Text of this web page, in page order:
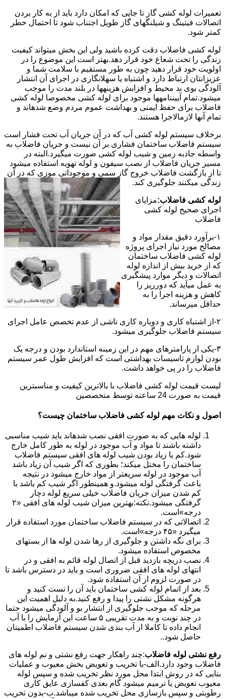
تعمیرات لوله کشی گاز تا جایی که امکان دارد باید از به کار بردن
اتصالات فیتینگ و شیلنگهای گاز طویل اجتناب شود تا احتمال خطر
کمتر شود.
لوله کشی فاضلاب دقت کرده باشید ولی این بخش میتواند کیفیت
زندگی را تحت شعاع خود قرار دهد.بهتر است این موضوع را در
اولویت خود قرار دهید چون به طور مستقیم با سلامت شما و
عزیزانتان ارتباط دارد و اشتباه یا سهلانگاری در اجرای آن انتشار
آلودگی بوی بد محیط و افزایش هزینهها در بلند مدت را موجب
میشود.تمام آییننامهها موجود برای لوله کشی مخصوصا لوله کشی
فاضلاب برای حفظ ایمنی و بهداشت عموم مردم وضع شدهاند و
تمام آنها لازمالاجرا هستند.
برخلاف سیستم لوله کشی آب که در آن جریان آب تحت فشار است
سیستم فاضلاب ساختمان فشاری بر آن نیست و جریان فاضلاب به
واسطه جاذبه زمین و شیب لوله کشی صورت میگیرد.البته در
مسیر جریان فاضلاب از نصب سیفون و لوله تهویه استفاده میشود
تا از بازگشت فاضلاب خروج گاز سمی و موجوداتی موزی که در آن
زندگی میکنند جلوگیری کند.
لوله کشی فاضلاب:مزایای
اجرای صحیح لوله کشی
فاضلاب
۱-برآورد دقیق مقدار مواد و
مصالح مورد نیاز اجرای پروژه
لوله کشی فاضلاب ساختمان
که از خرید بیش از اندازه لوله
اتصالات و دیگر موارد پیشگیری
به عمل میآید که دورریز را
کاهش و هزینه اجرا را به
حداقل میرساند.
۲-از اشتباه کاری و دوباره کاری ناشی از عدم تخصص عامل اجرای
سیستم فاضلاب جلوگیری میشود.
۳-یکی از پارامترهای مهم در این زمینه استاندارد بودن و درجه یک
بودن لوازم تاسیسات بهداشتی است که افزایش طول عمر سیستم
فاضلاب را در پی خواهد داشت.
لیست قیمت لوله کشی فاضلاب با بالاترین کیفیت و مناسبترین
قیمت به صورت 24 ساعته توسط متخصصین
اصول و نکات مهم لوله کشی فاضلاب ساختمان چیست؟
لوله هایی که به صورت افقی نصب شدهاند باید شیب مناسبی
داشته باشند تا مواد و آب موجود در لوله به طور کامل خارج
شود.کم یا زیاد بودن شیب لوله های افقی سیستم فاضلاب
ساختمان را مختل میکند؛ بطوری که اگر شیب آن زیاد باشد
آب موجود در لوله سریعتر از مواد خارج میشود در نتیجه
باعث گرفتگی لوله میشود.و همینطور اگر شیب کم باشد با
کم شدن میزان جریان فاضلاب خیلی سریع لوله دچار
گرفتگی میشود.نکته:بهترین میزان شیب لوله های افقی «۲
درجه»است.
اتصالاتی که در سیستم فاضلاب ساختمان مورد استفاده قرار
میگیرد «۴۵ درجه»است.
برای نگه داشتن و جلوگیری از رها شدن لوله ها از بستهای
مخصوص استفاده میشود.
نصب دریچه بازدید قبل از اتصال لوله قائم به افقی و در
انتهای لوله های افقی ضروری است و باید در دسترس باشد تا
در صورت لزوم از آن استفاده شود.
بعد از اتمام لوله کشی ساختمان باید آن را تست کنید و
هرگونه مشکل نشتی را پیدا و رفع کنید.به دلیل اهمیت این
مرحله که موجب جلوگیری از انتشار بو و آلودگی میشود حتما
در چند نوبت و به مدت تقریبی ۵ ساعت این آزمایش را با آب
انجام داده تا کاملا از آب بندی شدن سیستم فاضلاب اطمینان
حاصل شود..
رفع نشتی لوله فاضلاب:چند راهکار جهت رفع نشتی و نم لوله های
فاضلاب وجود دارد.الف-با تخریب و تعویض بخش معیوب و عملیات
بنایی که در روش ابتدا محل مورد نظر تخریب شده و سپس لوله
معیوب تعویض یا ترمیم میشود گام بعدی کفسازی عایق کاری
رطوبتی و سپس بازسازی محل تخریب شده میباشد.ب-بدون تخریب